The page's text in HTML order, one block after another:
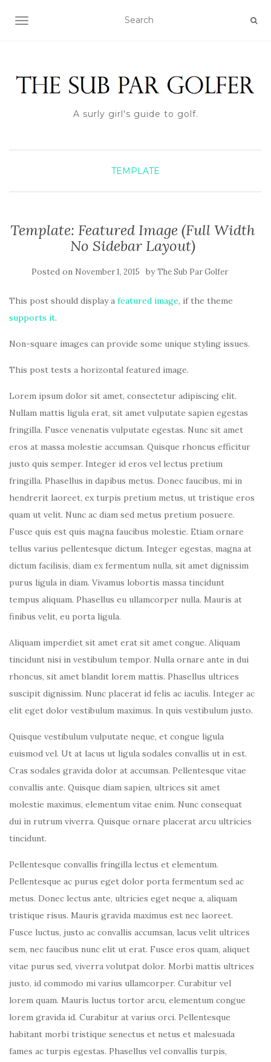
TOGGLE NAVIGATION
A surly girl's guide to golf.
TEMPLATE
Template: Featured Image (Full Width
No Sidebar Layout)
Posted on November 1, 2015 byThe Sub Par Golfer
This post should display a featured image, if the theme
supports it.
Non-square images can provide some unique styling issues.
This post tests a horizontal featured image.
Lorem ipsum dolor sit amet, consectetur adipiscing elit.
Nullam mattis ligula erat, sit amet vulputate sapien egestas
fringilla. Fusce venenatis vulputate egestas. Nunc sit amet
eros at massa molestie accumsan. Quisque rhoncus efficitur
justo quis semper. Integer id eros vel lectus pretium
fringilla. Phasellus in dapibus metus. Donec faucibus, mi in
hendrerit laoreet, ex turpis pretium metus, ut tristique eros
quam ut velit. Nunc ac diam sed metus pretium posuere.
Fusce quis est quis magna faucibus molestie. Etiam ornare
tellus varius pellentesque dictum. Integer egestas, magna at
dictum facilisis, diam ex fermentum nulla, sit amet dignissim
purus ligula in diam. Vivamus lobortis massa tincidunt
tempus aliquam. Phasellus eu ullamcorper nulla. Mauris at
finibus velit, eu porta ligula.
Aliquam imperdiet sit amet erat sit amet congue. Aliquam
tincidunt nisi in vestibulum tempor. Nulla ornare ante in dui
rhoncus, sit amet blandit lorem mattis. Phasellus ultrices
suscipit dignissim. Nunc placerat id felis ac iaculis. Integer ac
elit eget dolor vestibulum maximus. In quis vestibulum justo.
Quisque vestibulum vulputate neque, et congue ligula
euismod vel. Ut at lacus ut ligula sodales convallis ut in est.
Cras sodales gravida dolor at accumsan. Pellentesque vitae
convallis ante. Quisque diam sapien, ultrices sit amet
molestie maximus, elementum vitae enim. Nunc consequat
dui in rutrum viverra. Quisque ornare placerat arcu ultricies
tincidunt.
Pellentesque convallis fringilla lectus et elementum.
Pellentesque ac purus eget dolor porta fermentum sed ac
metus. Donec lectus ante, ultricies eget neque a, aliquam
tristique risus. Mauris gravida maximus est nec laoreet.
Fusce luctus, justo ac convallis accumsan, lacus velit ultrices
sem, nec faucibus nunc elit ut erat. Fusce eros quam, aliquet
vitae purus sed, viverra volutpat dolor. Morbi mattis ultrices
justo, id commodo mi varius ullamcorper. Curabitur vel
lorem quam. Mauris luctus tortor arcu, elementum congue
lorem gravida id. Curabitur at varius orci. Pellentesque
habitant morbi tristique senectus et netus et malesuada
fames ac turpis egestas. Phasellus vel convallis turpis,